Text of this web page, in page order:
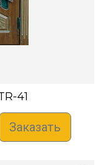
41
Заказать